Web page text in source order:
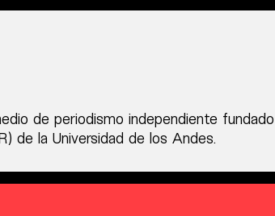
de periodismo independiente
de la Universidad de los Andes.